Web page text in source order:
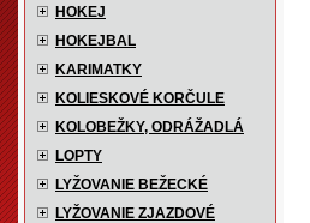
HOKEJ
HOKEJBAL
KARIMATKY
KOLIESKOVÉ KORČULE
KOLOBEŽKY, ODRÁŽADLÁ
LOPTY
LYŽOVANIE BEŽECKÉ
LYŽOVANIE ZJAZDOVÉ